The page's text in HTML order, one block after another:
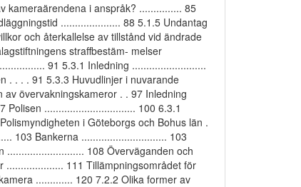
kameraärendena i anspråk? ............... 85
..................... 88 5.1.5 Undantag
och återkallelse av tillstånd vid ändrade
straffbestäm- melser
91 5.3.1 Inledning ..........................
. . . . 91 5.3.3 Huvudlinjer i nuvarande
övervakningskameror . . 97 Inledning
Polisen ................................ 100 6.3.1
i Göteborgs och Bohus län .
103 Bankerna .............................. 103
........................... 108 Överväganden och
111 Tillämpningsområdet för
............. 120 7.2.2 Olika former av